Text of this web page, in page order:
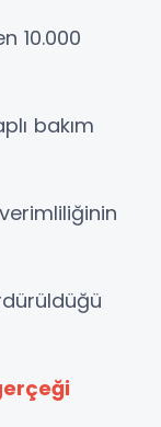
10.000
bakım